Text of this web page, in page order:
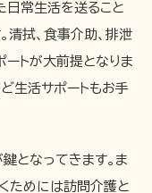
日常生活を送ること
清拭、食事介助、排泄
トが大前提となりま
ど生活サポートもお手
となってきます。ま
ためには訪問介護と